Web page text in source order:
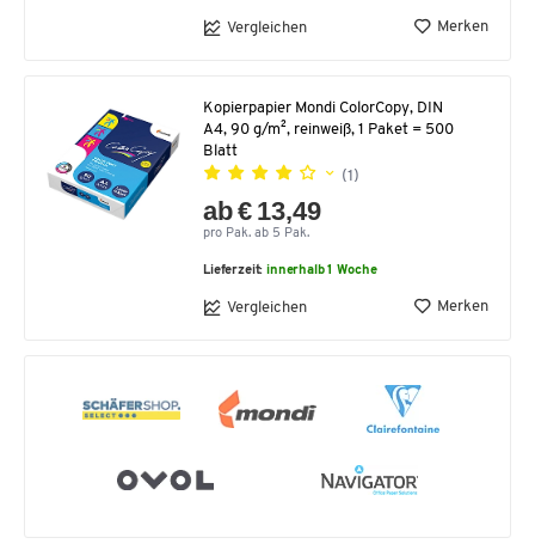
Vergleichen Merken
Kopierpapier Mondi ColorCopy, DIN
A4, 90 g/m², reinweiß, 1 Paket = 500
Blatt
(1)
ab € 13,49
pro Pak. ab 5 Pak.
Lieferzeit:innerhalb 1 Woche
Vergleichen Merken